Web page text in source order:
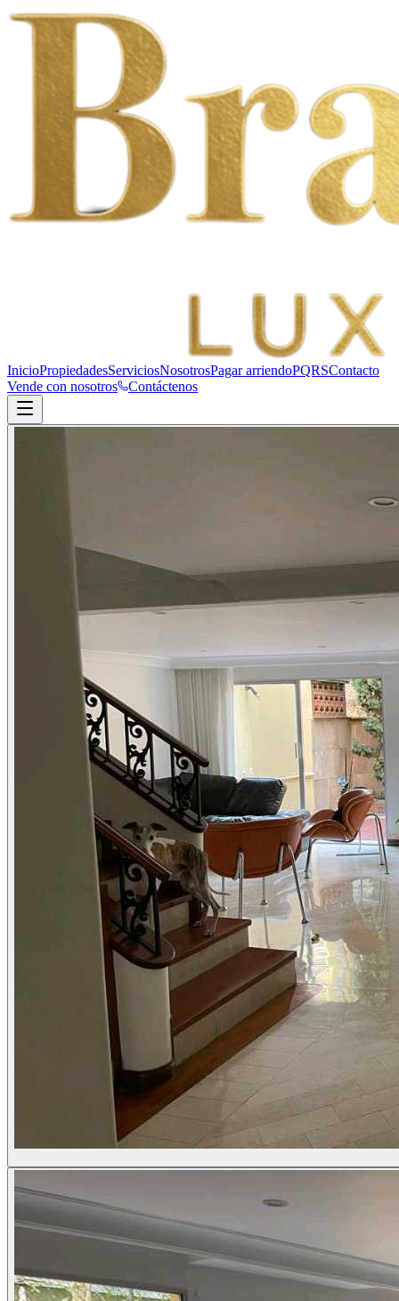
InicioPropiedadesServiciosNosotrosPagar arriendoPQRSContacto
Vende con nosotros
Contáctenos